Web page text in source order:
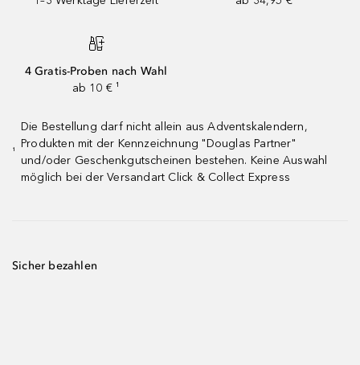
4 Gratis-Proben nach Wahl
ab 10 € ¹
¹
Die Bestellung darf nicht allein aus Adventskalendern,
Produkten mit der Kennzeichnung "Douglas Partner"
und/oder Geschenkgutscheinen bestehen. Keine Auswahl
möglich bei der Versandart Click & Collect Express
Sicher bezahlen